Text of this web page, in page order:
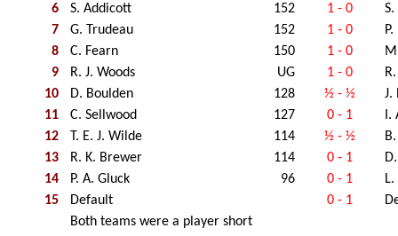
6
S. Addicott 152 1 - 0
7
G. Trudeau 152 1 - 0
8
C. Fearn 150 1 - 0
9
R. J. Woods UG 1 - 0
10
D. Boulden 128 ½ - ½
J.
11
C. Sellwood 127 0 - 1
I.
12
T. E. J. Wilde 114 ½ - ½
13
R. K. Brewer 114 0 - 1
14
P. A. Gluck 96 0 - 1
15
Default 0 - 1
Both teams were a player short